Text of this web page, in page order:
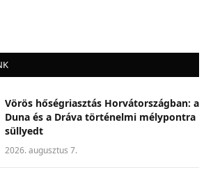
Vörös hőségriasztás Horvátországban: a
Duna és a Dráva történelmi mélypontra
süllyedt
2026. augusztus 7.